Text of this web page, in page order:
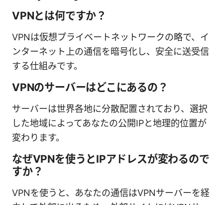
VPNとは何ですか？
VPNは仮想プライベートネットワークの略で、イ
ンターネット上の通信を暗号化し、安全に送受信
する仕組みです。
VPNのサーバーはどこにあるの？
サーバーは世界各地に分散配置されており、選択
した地域によってあなたの公開IPと地理的位置が
変わります。
なぜVPNを使うとIPアドレスが変わるので
すか？
VPNを使うと、あなたの通信はVPNサーバーを経